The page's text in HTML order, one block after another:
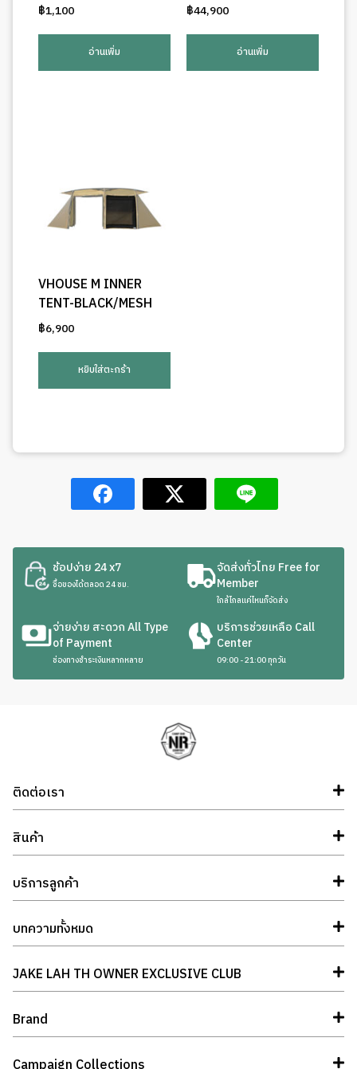
฿1,100
อ่านเพิ่ม
฿44,900
อ่านเพิ่ม
VHOUSE M INNER
TENT-BLACK/MESH
฿6,900
หยิบใส่ตะกร้า
ช้อปง่าย 24 x7
ซื้อของได้ตลอด 24 ชม.
จัดส่งทั่วไทย Free for
Member
ใกล้ไกลแค่ไหนก็จัดส่ง
จ่ายง่าย สะดวก All Type
of Payment
ช่องทางชำระเงินหลากหลาย
บริการช่วยเหลือ Call
Center
09:00 - 21:00 ทุกวัน
ติดต่อเรา
สินค้า
บริการลูกค้า
บทความทั้งหมด
JAKE LAH TH OWNER EXCLUSIVE CLUB
Brand